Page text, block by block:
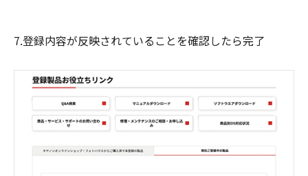
7.登録内容が反映されていることを確認したら完了